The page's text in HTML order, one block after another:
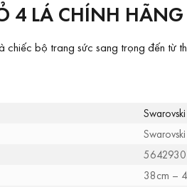
4 LÁ CHÍNH
bộ trang sức sang trọng đến từ
Swarovski
5642930
38cm –